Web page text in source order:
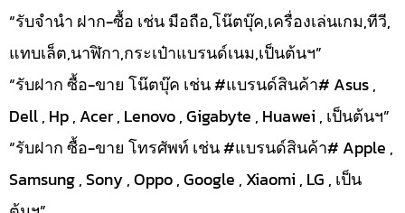
“รับจำนำ ฝาก-ซื้อ เช่น มือถือ,โน๊ตบุ๊ค,เครื่องเล่นเกม,ทีวี,
แทบเล็ต,นาฬิกา,กระเป๋าแบรนด์เนม,เป็นต้นฯ”
“รับฝาก ซื้อ-ขาย โน๊ตบุ๊ค เช่น #แบรนด์สินค้า# Asus ,
Dell , Hp , Acer , Lenovo , Gigabyte , Huawei , เป็นต้นฯ”
“รับฝาก ซื้อ-ขาย โทรศัพท์ เช่น #แบรนด์สินค้า# Apple ,
Samsung , Sony , Oppo , Google , Xiaomi , LG , เป็น